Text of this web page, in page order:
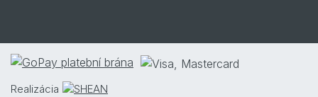
Realizácia